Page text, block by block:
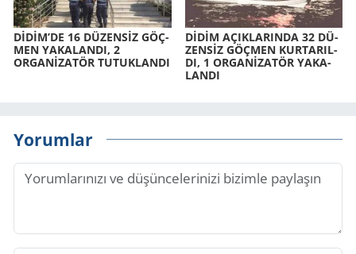
DİDİM’DE 16 DÜ­ZENSİZ GÖÇ­
MEN YA­KA­LAN­DI, 2
ORGANİZATÖR TU­TUK­LAN­DI
DİDİM AÇIK­LA­RIN­DA 32 DÜ­
ZENSİZ GÖÇ­MEN KUR­TA­RIL­
DI, 1 ORGANİZATÖR YA­KA­
LAN­DI
Yorumlar